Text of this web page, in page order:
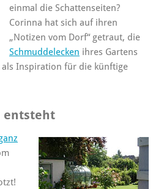
einmal die Schattenseiten?
Corinna hat sich auf ihren
„Notizen vom Dorf“ getraut, die
Schmuddelecken ihres Gartens
als Inspiration für die künftige
entsteht